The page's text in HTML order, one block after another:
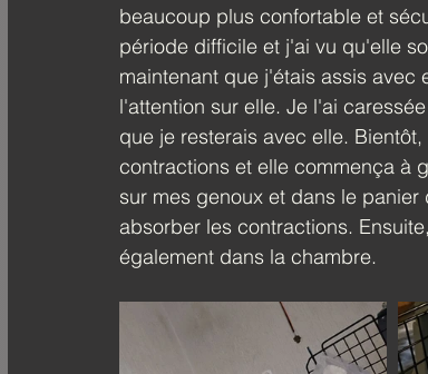
beaucoup plus confortable et
période difficile et j'ai vu qu'elle
maintenant que j'étais assis
l'attention sur elle. Je l'ai
que je resterais avec elle.
contractions et elle commença à
sur mes genoux et dans le
absorber les contractions.
également dans la chambre.